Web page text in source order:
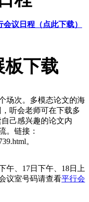
议日程（点此下载）
板下载
场次。多模态论文的海
听会老师可在下载多
己感兴趣的论文内
。链接：
。
午、17日下午、18日上
议室号码请查看平行会